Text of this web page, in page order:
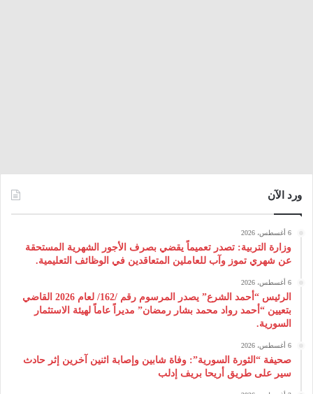
ورد الآن
6 أغسطس، 2026
وزارة التربية: تصدر تعميماً يقضي بصرف الأجور الشهرية المستحقة
عن شهري تموز وآب للعاملين المتعاقدين في الوظائف التعليمية.
6 أغسطس، 2026
الرئيس “أحمد الشرع” يصدر المرسوم رقم /162/ لعام 2026 ‌القاضي
بتعيين “أحمد رواد محمد بشار رمضان” مديراً عاماً لهيئة ‌الاستثمار
السورية.
6 أغسطس، 2026
صحيفة “الثورة السورية”: وفاة شابين وإصابة اثنين آخرين إثر حادث
سير على طريق أريحا بريف إدلب